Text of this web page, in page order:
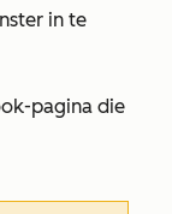
in te
pagina die